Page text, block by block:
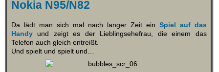
Nokia N95/N82
Da lädt man sich mal nach langer Zeit ein Spiel auf das
Handyund zeigt es der Lieblingsehefrau, die einem das
Telefon auch gleich entreißt.
Und spielt und spielt und…